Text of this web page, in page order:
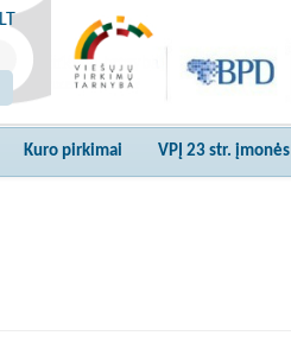
LT
Kuro pirkimai VPĮ 23 str. įmonės